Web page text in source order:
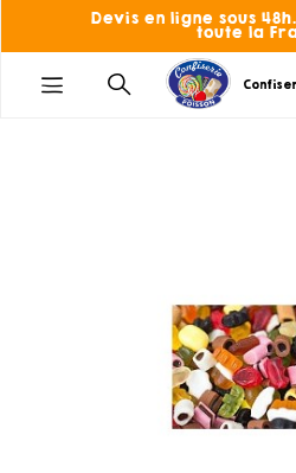
Devis en ligne sous
toute la